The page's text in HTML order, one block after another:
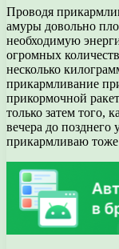
Проводя
амуры довольно
необходимую
огромных
несколько
прикармливание
прикормочной
только затем того,
вечера до позднего
прикармливаю